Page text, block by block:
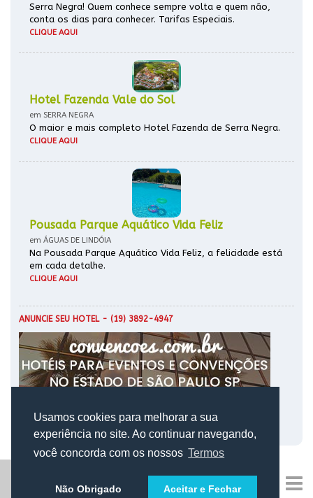
Usamos cookies para melhorar a sua
experiência no site. Ao continuar navegando,
você concorda com os nossos Termos
Não Obrigado Aceitar e Fechar
Serra Negra! Quem conhece sempre volta e quem não,
conta os dias para conhecer. Tarifas Especiais.
CLIQUE AQUI
Hotel Fazenda Vale do Sol
em SERRA NEGRA
O maior e mais completo Hotel Fazenda de Serra Negra.
CLIQUE AQUI
Pousada Parque Aquático Vida Feliz
em ÁGUAS DE LINDÓIA
Na Pousada Parque Aquático Vida Feliz, a felicidade está
em cada detalhe.
CLIQUE AQUI
ANUNCIE SEU HOTEL- (19) 3892-4947